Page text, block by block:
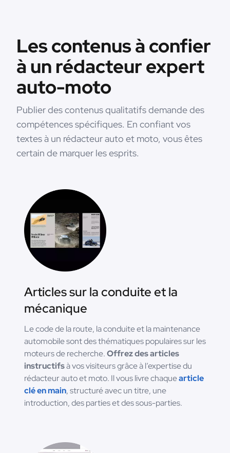
Les contenus à confier
à un rédacteur expert
auto-moto
Publier des contenus qualitatifs demande des
compétences spécifiques. En confiant vos
textes à un rédacteur auto et moto, vous êtes
certain de marquer les esprits.
Articles sur la conduite et la
mécanique
Le code de la route, la conduite et la maintenance
automobile sont des thématiques populaires sur les
moteurs de recherche.Offrez des articles
instructifsà vos visiteurs grâce à l’expertise du
rédacteur auto et moto. Il vous livre chaquearticle
clé en main, structuré avec un titre, une
introduction, des parties et des sous-parties.